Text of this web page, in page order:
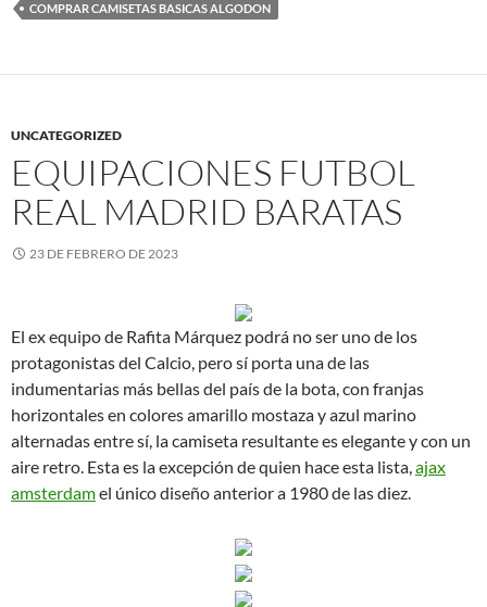
COMPRAR CAMISETAS BASICAS ALGODON
UNCATEGORIZED
EQUIPACIONES FUTBOL
REAL MADRID BARATAS
23 DE FEBRERO DE 2023
El ex equipo de Rafita Márquez podrá no ser uno de los
protagonistas del Calcio, pero sí porta una de las
indumentarias más bellas del país de la bota, con franjas
horizontales en colores amarillo mostaza y azul marino
alternadas entre sí, la camiseta resultante es elegante y con un
aire retro. Esta es la excepción de quien hace esta lista,ajax
amsterdamel único diseño anterior a 1980 de las diez.